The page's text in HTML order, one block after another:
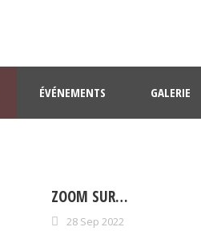
ÉVÉNEMENTS GALERIE
ZOOM SUR…
28 Sep 2022